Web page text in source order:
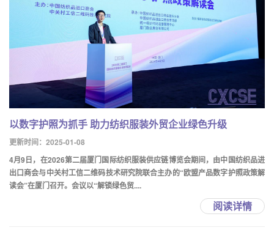
以数字护照为抓手 助力纺织服装外贸企业绿色升级
更新时间：2025-01-08
4月9日，在2026第二届厦门国际纺织服装供应链博览会期间，由中国纺织品进
出口商会与中关村工信二维码技术研究院联合主办的“欧盟产品数字护照政策解
读会”在厦门召开。会议以“解锁绿色贸....
阅读详情